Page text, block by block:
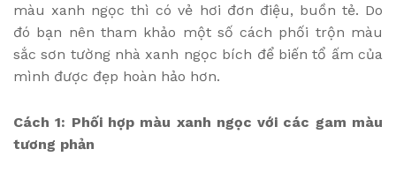
màu xanh ngọc thì có vẻ hơi đơn điệu, buồn tẻ. Do
đó bạn nên tham khảo một số cách phối trộn màu
sắc sơn tường nhà xanh ngọc bích để biến tổ ấm của
mình được đẹp hoàn hảo hơn.
Cách 1: Phối hợp màu xanh ngọc với các gam màu
tương phản